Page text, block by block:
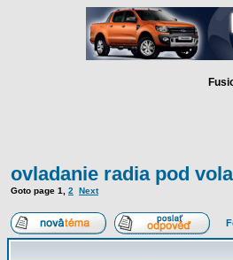
ovladanie radia pod
Goto page 1 2 Next